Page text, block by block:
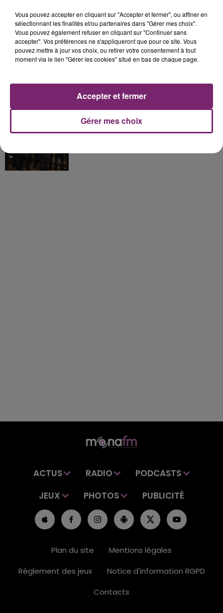
éclipse solaire du 12 Août 2026
158 pompiers de la région sont
partis hier soir pour la Gironde
ACTUS RADIO
PODCASTS
JEUX
PHOTOS PUBLICITÉ
Plan du site
Mentions légales
Règlement des jeux
Notice d'information RGPD
Contacts
Vous pouvez accepter en cliquant sur "Accepter et fermer", ou affiner en
sélectionnant les finalités et/ou partenaires dans "Gérer mes choix".
Vous pouvez également refuser en cliquant sur "Continuer sans
accepter". Vos préférences ne s'appliqueront que pour ce site. Vous
pouvez mettre à jour vos choix, ou retirer votre consentement à tout
moment via le lien "Gérer les cookies" situé en bas de chaque page.
Gérer mes choix
Accepter et fermer